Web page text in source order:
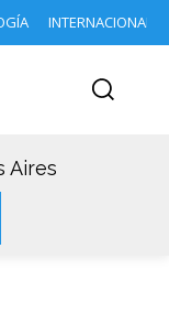
INTERNACIONAL
Aires